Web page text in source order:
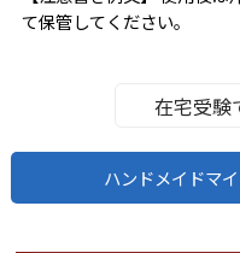
て保管してください。
在宅受験
ハンドメイドマ